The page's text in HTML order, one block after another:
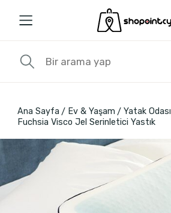
Ana Sayfa Ev & Yaşam Yatak Odası
Fuchsia Visco Jel Serinletici Yastık